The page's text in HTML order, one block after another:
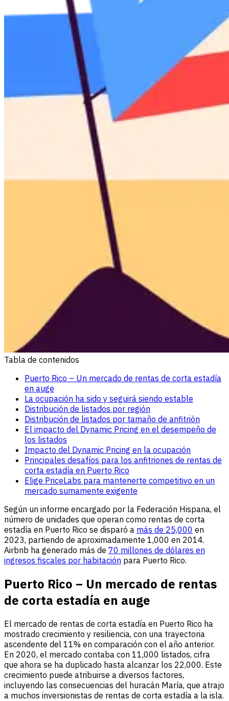
Tabla de contenidos
Puerto Rico – Un mercado de rentas de corta estadía
en auge
La ocupación ha sido y seguirá siendo estable
Distribución de listados por región
Distribución de listados por tamaño de anfitrión
El impacto del Dynamic Pricing en el desempeño de
los listados
Impacto del Dynamic Pricing en la ocupación
Principales desafíos para los anfitriones de rentas de
corta estadía en Puerto Rico
Elige PriceLabs para mantenerte competitivo en un
mercado sumamente exigente
Según un informe encargado por la Federación Hispana, el
número de unidades que operan como rentas de corta
estadía en Puerto Rico se disparó a más de 25,000 en
2023, partiendo de aproximadamente 1,000 en 2014.
Airbnb ha generado más de 70 millones de dólares en
ingresos fiscales por habitación para Puerto Rico.
Puerto Rico – Un mercado de rentas
de corta estadía en auge
El mercado de rentas de corta estadía en Puerto Rico ha
mostrado crecimiento y resiliencia, con una trayectoria
ascendente del 11% en comparación con el año anterior.
En 2020, el mercado contaba con 11,000 listados, cifra
que ahora se ha duplicado hasta alcanzar los 22,000. Este
crecimiento puede atribuirse a diversos factores,
incluyendo las consecuencias del huracán María, que atrajo
a muchos inversionistas de rentas de corta estadía a la isla.